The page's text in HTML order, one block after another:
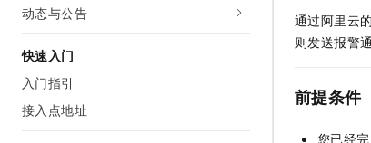
动态与公告
快速入门
入门指引
接入点地址
通过阿里云
则发送报警
前提条件
您已经